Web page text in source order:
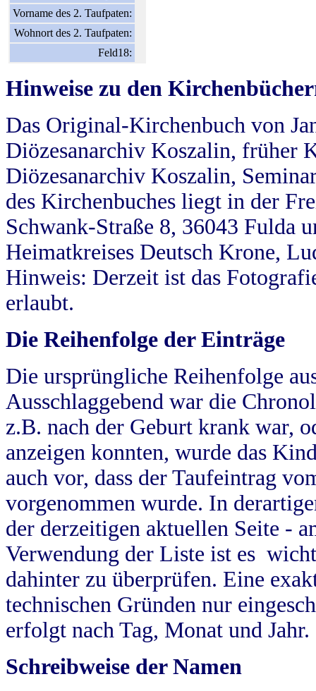
Vorname des 2. Taufpaten:
Wohnort des 2. Taufpaten:
Feld18:
Hinweise zu den
Das Original-Kirchenbuch von
Diözesanarchiv Koszalin, früher
Diözesanarchiv Koszalin,
des Kirchenbuches liegt in der
Schwank-Straße 8, 36043 Fulda
Heimatkreises Deutsch Krone,
Hinweis: Derzeit ist das
erlaubt.
Die Reihenfolge der Einträge
Die ursprüngliche Reihenfolge
Ausschlaggebend war die
z.B. nach der Geburt krank war,
anzeigen konnten, wurde das
auch vor, dass der Taufeintrag
vorgenommen wurde. In
der derzeitigen aktuellen Seite -
Verwendung der Liste ist es
dahinter zu überprüfen. Eine
technischen Gründen nur
erfolgt nach Tag, Monat und Jahr.
Schreibweise der Namen